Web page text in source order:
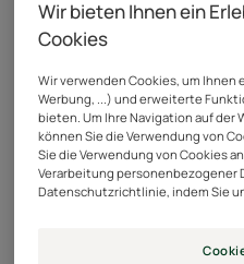
Dieses tägliche
spendet Feuchtigkeit,
alle Haartypen leichter
Phasen-Nebel mit
angebautem Bio-Lavendel
Rizinusöl wurde
enthält keine Silikone und
Wir bieten Ihnen ein
Cookies
Wir verwenden Cookies, um
Werbung, ...) und erweiterte
bieten. Um Ihre Navigation auf
können Sie die Verwendung von
Sie die Verwendung von Cookies
Verarbeitung personenbezogener
Datenschutzrichtlinie, indem Sie